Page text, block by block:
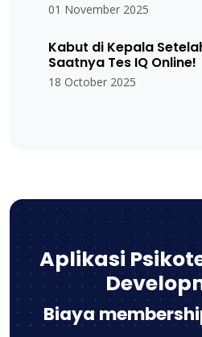
01 November 2025
Kabut di Kepala
Saatnya Tes IQ Online!
18 October 2025
Aplikasi
Biaya